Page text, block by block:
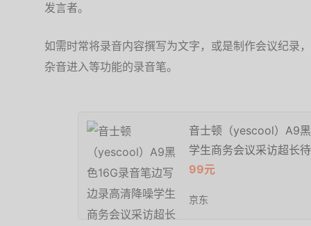
发言者。
如需时常将录音内容撰写为文字，或是制作会议纪录
杂音进入等功能的录音笔。
音士顿（yescool）A9
学生商务会议采访超长
99元
京东